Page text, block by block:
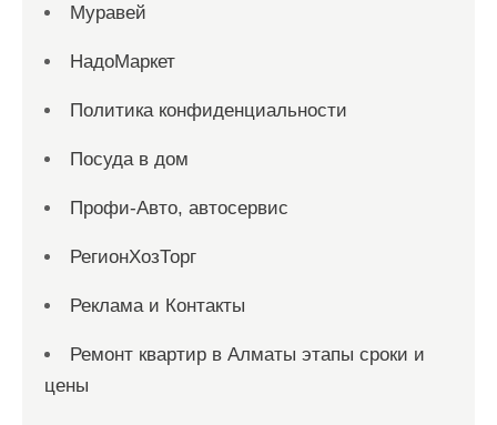
Муравей
НадоМаркет
Политика конфиденциальности
Посуда в дом
Профи-Авто, автосервис
РегионХозТорг
Реклама и Контакты
Ремонт квартир в Алматы этапы сроки и
цены